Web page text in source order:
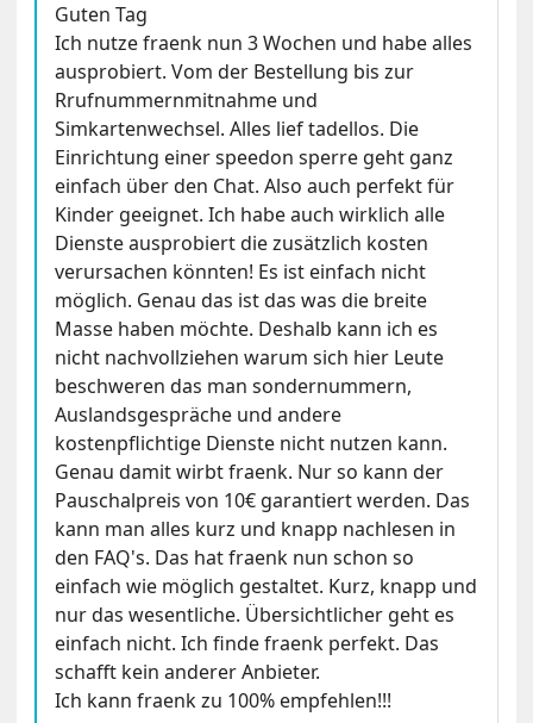
Guten Tag
Ich nutze fraenk nun 3 Wochen und habe alles
ausprobiert. Vom der Bestellung bis zur
Rrufnummernmitnahme und
Simkartenwechsel. Alles lief tadellos. Die
Einrichtung einer speedon sperre geht ganz
einfach über den Chat. Also auch perfekt für
Kinder geeignet. Ich habe auch wirklich alle
Dienste ausprobiert die zusätzlich kosten
verursachen könnten! Es ist einfach nicht
möglich. Genau das ist das was die breite
Masse haben möchte. Deshalb kann ich es
nicht nachvollziehen warum sich hier Leute
beschweren das man sondernummern,
Auslandsgespräche und andere
kostenpflichtige Dienste nicht nutzen kann.
Genau damit wirbt fraenk. Nur so kann der
Pauschalpreis von 10€ garantiert werden. Das
kann man alles kurz und knapp nachlesen in
den FAQ's. Das hat fraenk nun schon so
einfach wie möglich gestaltet. Kurz, knapp und
nur das wesentliche. Übersichtlicher geht es
einfach nicht. Ich finde fraenk perfekt. Das
schafft kein anderer Anbieter.
Ich kann fraenk zu 100% empfehlen!!!